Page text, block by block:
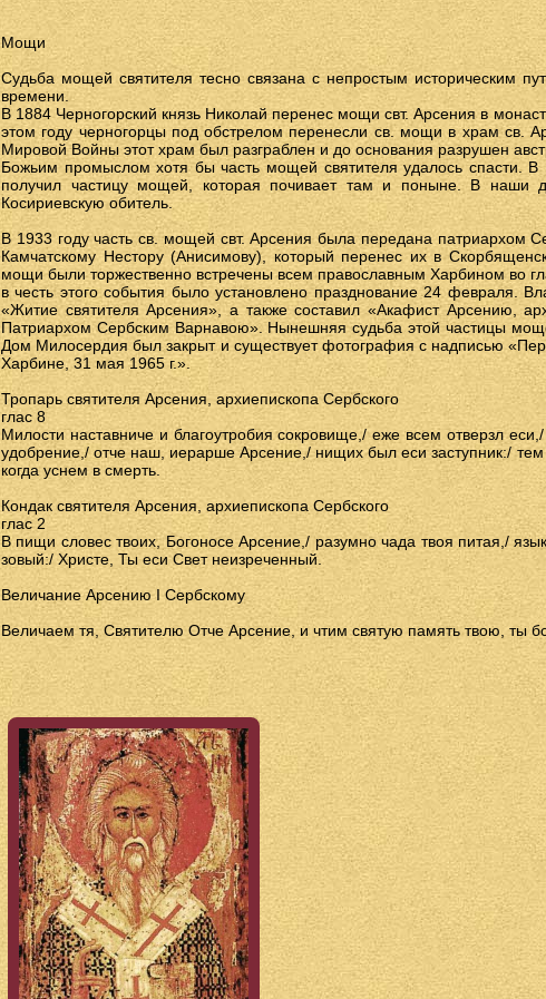
Мощи
Судьба мощей святителя тесно связана с непростым историческим
времени.
В 1884 Черногорский князь Николай перенес мощи свт. Арсения в
этом году черногорцы под обстрелом перенесли св. мощи в храм св.
Мировой Войны этот храм был разграблен и до основания разрушен
Божьим промыслом хотя бы часть мощей святителя удалось спасти.
получил частицу мощей, которая почивает там и поныне. В наши
Косириевскую обитель.
В 1933 году часть св. мощей свт. Арсения была передана патриархом
Камчатскому Нестору (Анисимову), который перенес их в
мощи были торжественно встречены всем православным Харбином во
в честь этого события было установлено празднование 24 февраля.
«Житие святителя Арсения», а также составил «Акафист Арсению,
Патриархом Сербским Варнавою». Нынешняя судьба этой частицы
Дом Милосердия был закрыт и существует фотография с надписью
Харбине, 31 мая 1965 г.».
Тропарь святителя Арсения, архиепископа Сербского
глас 8
Милости наставниче и благоутробия сокровище,/ еже всем отверзл
удобрение,/ отче наш, иерарше Арсение,/ нищих был еси заступник:/
когда уснем в смерть.
Кондак святителя Арсения, архиепископа Сербского
глас 2
В пищи словес твоих, Богоносе Арсение,/ разумно чада твоя питая,/
зовый:/ Христе, Ты еси Свет неизреченный.
Величание Арсению I Сербскому
Величаем тя, Святителю Отче Арсение, и чтим святую память твою, ты